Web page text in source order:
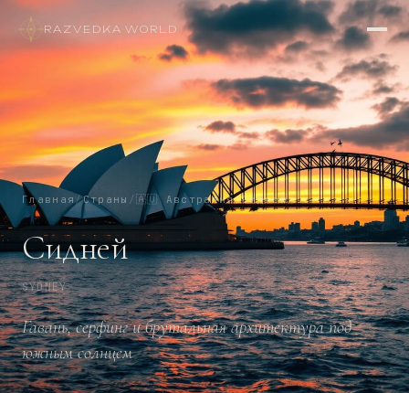
RAZVEDKA WORLD
Главная/Страны / 🇦🇺 Австралия/Сидней
Сидней
SYDNEY
Гавань, серфинг и брутальная архитектура под
южным солнцем